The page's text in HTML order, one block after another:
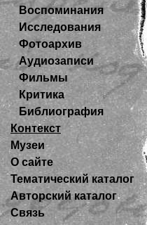
Воспоминания
Исследования
Фотоархив
Аудиозаписи
Фильмы
Критика
Библиография
Контекст
Музеи
О сайте
Тематический каталог
Авторский каталог
Связь